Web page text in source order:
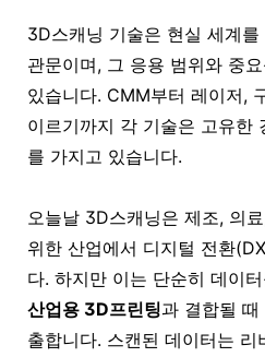
3D스캐닝 기술은 현실 세계
관문이며, 그 응용 범위와 중
있습니다. CMM부터 레이저,
이르기까지 각 기술은 고유한
를 가지고 있습니다.
오늘날 3D스캐닝은 제조, 의
위한 산업에서 디지털 전환
다. 하지만 이는 단순히 데이
산업용 3D프린팅과 결합될
출합니다. 스캔된 데이터는 리